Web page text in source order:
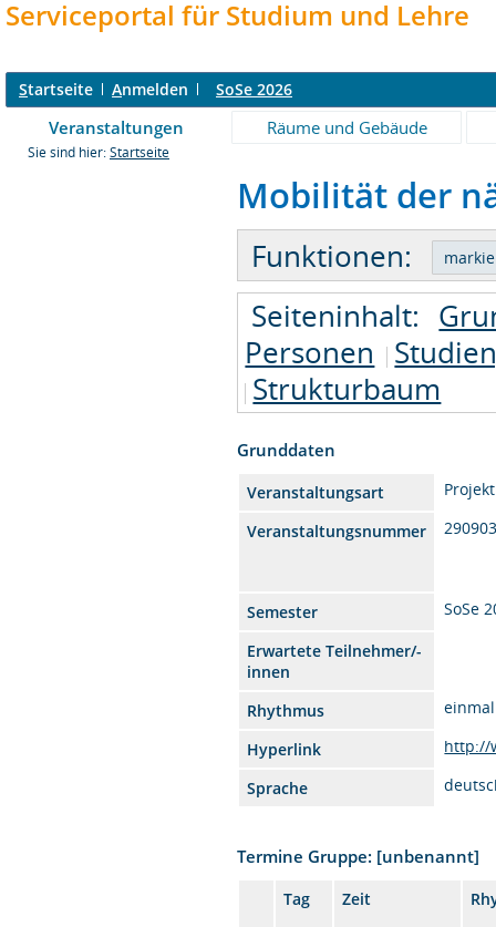
Serviceportal für Studium und Lehre
Startseite Anmelden SoSe 2026
Veranstaltungen Räume und Gebäude
Sie sind hier: Startseite
Mobilität der
Funktionen:
Seiteninhalt:
Personen
Strukturbaum
Grunddaten
Veranstaltungsart
Projekt
Veranstaltungsnummer
Semester
SoSe
Erwartete Teilnehmer/-
innen
Rhythmus
Hyperlink
http://
Sprache
Termine Gruppe: [unbenannt]
Tag Zeit